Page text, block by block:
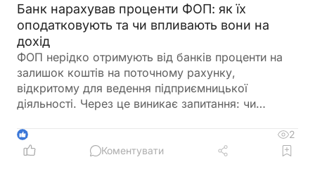
Банк нарахував проценти ФОП: як їх
оподатковують та чи впливають вони на
дохід
ФОП нерідко отримують від банків проценти на
залишок коштів на поточному рахунку,
відкритому для ведення підприємницької
діяльності. Через це виникає запитання: чи
підприємницького доходу та сплачувати з них
податки як із доходу ФОП. Податкове
1
2
Коментувати